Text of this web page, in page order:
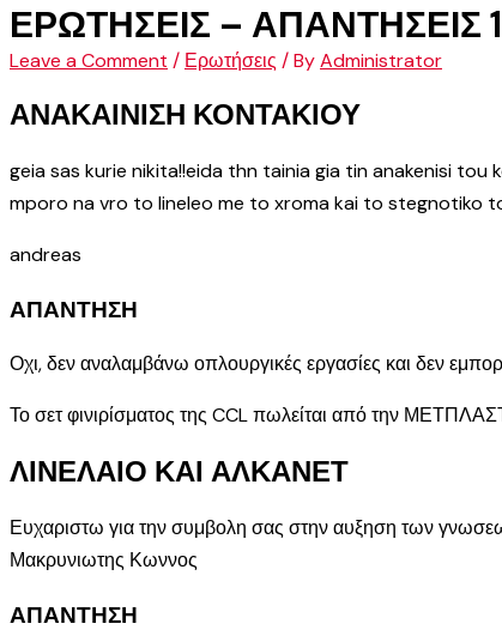
ΕΡΩΤΗΣΕΙΣ – ΑΠΑΝΤΗΣΕΙΣ
Leave a Comment / Ερωτήσεις / ByAdministrator
ΑΝΑΚΑΙΝΙΣΗ ΚΟΝΤΑΚΙΟΥ
geia sas kurie nikita!!eida thn tainia gia tin anakenisi
mporo na vro to lineleo me to xroma kai to stegnotiko
andreas
ΑΠΑΝΤΗΣΗ
Οχι, δεν αναλαμβάνω οπλουργικές εργασίες και δεν
Το σετ φινιρίσματος της CCL πωλείται από την
ΛΙΝΕΛΑΙΟ ΚΑΙ ΑΛΚΑΝΕΤ
Ευχαριστω για την συμβολη σας στην αυξηση των
Μακρυνιωτης Κωννος
ΑΠΑΝΤΗΣΗ